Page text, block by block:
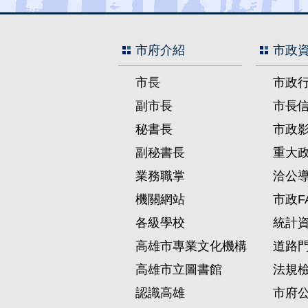
市府介紹
市長
副市長
秘書長
副秘書長
業務職掌
機關網站
各級學校
高雄市專業文化機構
高雄市立圖書館
認識高雄
市政
市政
市長
市政
重大
洽公
市政
統計
道路
法規
市府